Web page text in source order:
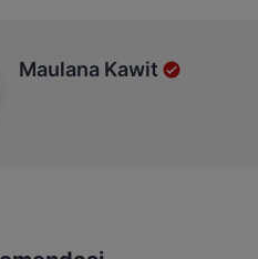
Maulana Kawit